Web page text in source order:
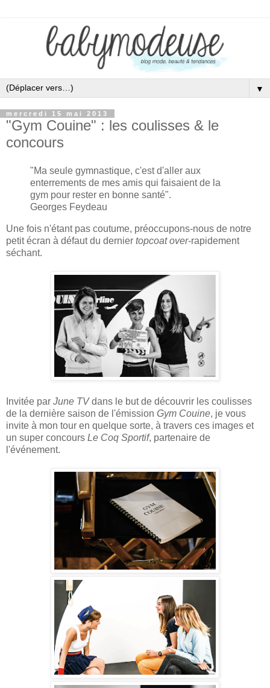
▼
mercredi 15 mai 2013
"Gym Couine" : les coulisses & le
concours
"Ma seule gymnastique, c'est d'aller aux
enterrements de mes amis qui faisaient de la
gym pour rester en bonne santé".
Georges Feydeau
Une fois n'étant pas coutume, préoccupons-nous de notre
petit écran à défaut du dernier topcoat over-rapidement
séchant.
Invitée par June TVdans le but de découvrir les coulisses
de la dernière saison de l'émission Gym Couine, je vous
invite à mon tour en quelque sorte, à travers ces images et
un super concours Le Coq Sportif, partenaire de
l'événement.